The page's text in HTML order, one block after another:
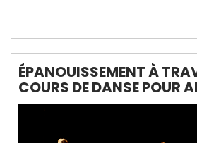
ÉPANOUISSEMENT À
COURS DE DANSE POUR